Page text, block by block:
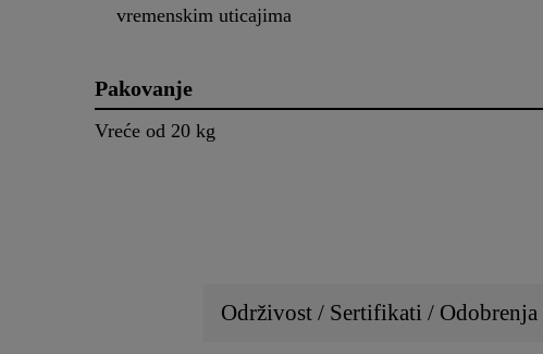
vremenskim uticajima
Pakovanje
Vreće od 20 kg
Održivost / Sertifikati / Odobrenja